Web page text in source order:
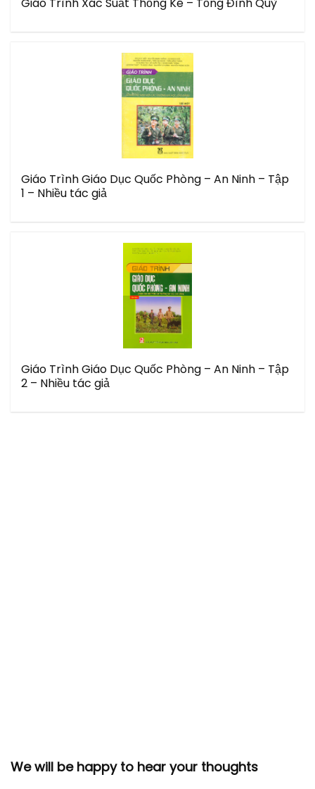
Giáo Trình Giáo Dục Quốc Phòng – An Ninh – Tập
1 – Nhiều tác giả
Giáo Trình Giáo Dục Quốc Phòng – An Ninh – Tập
2 – Nhiều tác giả
We will be happy to hear your thoughts